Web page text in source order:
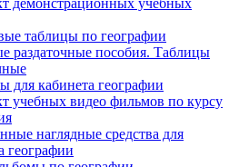
демонстрационных учебных
таблицы по географии
раздаточные пособия. Таблицы
для кабинета географии
учебных видео фильмов по курсу
наглядные средства для
географии